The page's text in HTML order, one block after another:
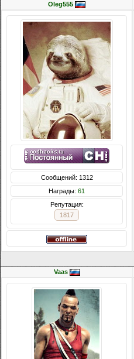
Oleg555
Сообщений: 1312
Награды: 61
Репутация:
1817
Vaas